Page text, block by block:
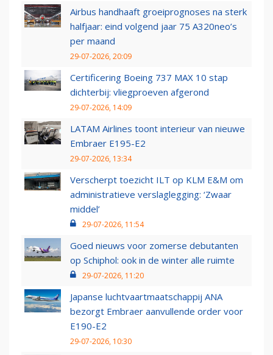
Airbus handhaaft groeiprognoses na sterk
halfjaar: eind volgend jaar 75 A320neo’s
per maand
29-07-2026, 20:09
Certificering Boeing 737 MAX 10 stap
dichterbij: vliegproeven afgerond
29-07-2026, 14:09
LATAM Airlines toont interieur van nieuwe
Embraer E195-E2
29-07-2026, 13:34
Verscherpt toezicht ILT op KLM E&M om
administratieve verslaglegging: ‘Zwaar
middel’
29-07-2026, 11:54
Goed nieuws voor zomerse debutanten
op Schiphol: ook in de winter alle ruimte
29-07-2026, 11:20
Japanse luchtvaartmaatschappij ANA
bezorgt Embraer aanvullende order voor
E190-E2
29-07-2026, 10:30